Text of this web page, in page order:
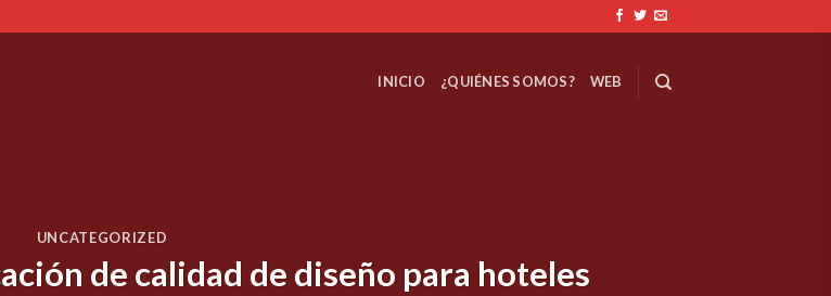
INICIO ¿QUIÉNES SOMOS? WEB
UNCATEGORIZED
de calidad de diseño para hoteles